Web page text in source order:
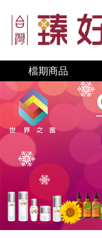
檔期商品